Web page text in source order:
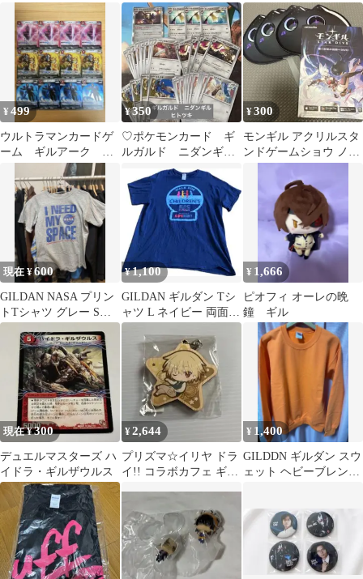
ルセット
イブレードX
¥499
ウルトラマンカードゲ
ーム ギルアーク R
RR BP08 各4枚 美品
¥350
♡ポケモンカード ギ
ルガルド ニダンギ
ル ヒトツキ♡
¥300
モンギル アクリルスタ
ンドゲームショウ ノベ
現在 ¥600
GILDAN NASA プリン
トTシャツ グレー Sサ
イズ
¥1,100
GILDAN ギルダン Tシ
ャツ L ネイビー 両面プ
リント US古着 企業
¥ 1,666
ピオフィ オーレの晩
鐘 ギル
現在 ¥300
デュエルマスターズ ハ
イドラ・ギルザウルス
¥2,644
プリズマ☆イリヤ ドラ
イ!! コラボカフェ ギル
¥ 1,400
GILDDN ギルダン スウ
ェット ヘビーブレンド